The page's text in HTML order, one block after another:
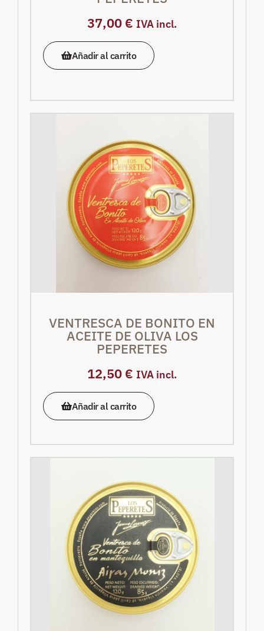
37,00 € IVA incl.
Añadir al carrito
VENTRESCA DE BONITO EN
ACEITE DE OLIVA LOS
PEPERETES
12,50 € IVA incl.
Añadir al carrito